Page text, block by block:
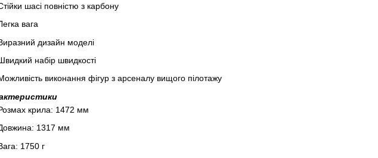
шасі повністю з карбону
вага
дизайн моделі
набір швидкості
виконання фігур з арсеналу вищого пілотажу
крила: 1472 мм
1317 мм
1750 г